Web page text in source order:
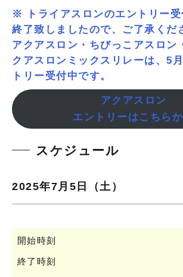
※ トライアスロンのエントリー受
終了致しましたので、ご了承くだ
アクアスロン・ちびっこアスロン
クアスロンミックスリレーは、5
トリー受付中です。
アクアスロン
エントリーはこちら
スケジュール
2025年7月5日（土）
開始時刻
終了時刻